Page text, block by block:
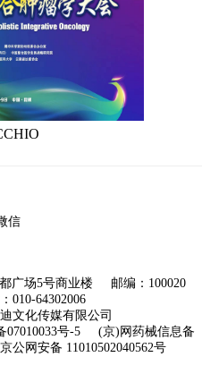
信
广场5号商业楼 邮编：100020
010-64302006
文化传媒有限公司
07010033号-5
(京)网药械信息备
京公网安备 11010502040562号